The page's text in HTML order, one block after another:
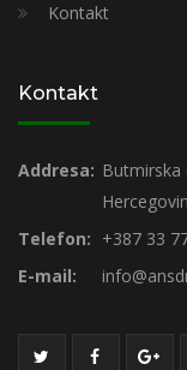
Kontakt
Kontakt
Addresa: Butmirska
Telefon: +387 33
E-mail: